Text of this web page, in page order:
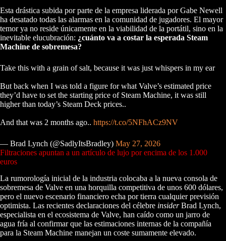
Esta drástica subida por parte de la empresa liderada por Gabe Newell
ha desatado todas las alarmas en la comunidad de jugadores. El mayor
temor ya no reside únicamente en la viabilidad de la portátil, sino en la
inevitable elucubración: ¿cuánto va a costar la esperada Steam
Machine de sobremesa?
Take this with a grain of salt, because it was just whispers in my ear
But back when I was told a figure for what Valve’s estimated price
they’d have to set the starting price of Steam Machine, it was still
higher than today’s Steam Deck prices..
And that was 2 months ago.. https://t.co/5NFhACz9NV
— Brad Lynch (@SadlyItsBradley) May 27, 2026
Filtraciones apuntan a un artículo de lujo por encima de los 1.000
euros
La rumorología inicial de la industria colocaba a la nueva consola de
sobremesa de Valve en una horquilla competitiva de unos 600 dólares,
pero el nuevo escenario financiero echa por tierra cualquier previsión
optimista. Las recientes declaraciones del célebre insiderBrad Lynch,
especialista en el ecosistema de Valve, han caído como un jarro de
agua fría al confirmar que las estimaciones internas de la compañía
para la Steam Machine manejan un coste sumamente elevado.